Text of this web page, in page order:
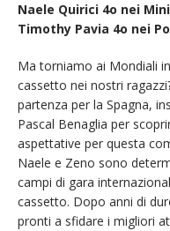
Naele Quirici 4o nei
Timothy Pavia 4o nei
Ma torniamo ai Mondiali
cassetto nei nostri
partenza per la Spagna,
Pascal Benaglia per
aspettative per questa
Naele e Zeno sono
campi di gara
cassetto. Dopo anni di
pronti a sfidare i migliori